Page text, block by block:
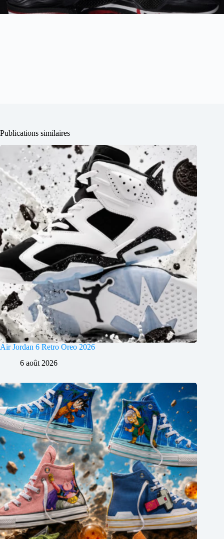
Publications similaires
Air Jordan 6 Retro Oreo 2026
6 août 2026